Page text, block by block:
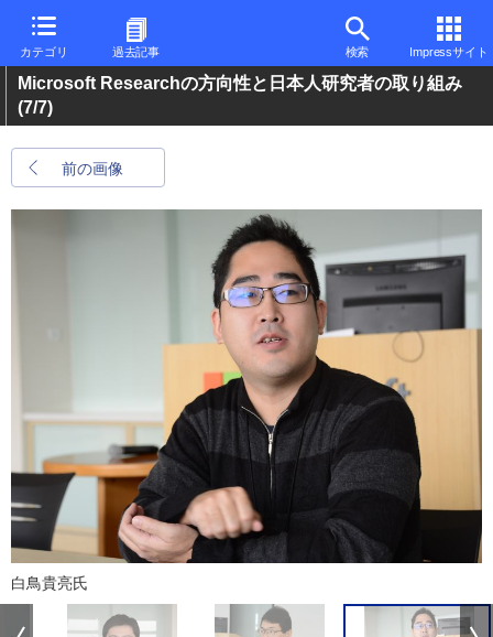
カテゴリ 過去記事 検索 Impressサイト
Microsoft Researchの方向性と日本人研究者の取り組み
(7/7)
前の画像
白鳥貴亮氏